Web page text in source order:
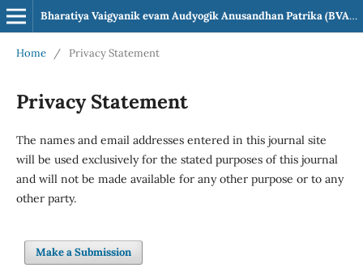
Bharatiya Vaigyanik evam Audyogik Anusandhan Patrika (BVAAP)
Home / Privacy Statement
Privacy Statement
The names and email addresses entered in this journal site
will be used exclusively for the stated purposes of this journal
and will not be made available for any other purpose or to any
other party.
Make a Submission